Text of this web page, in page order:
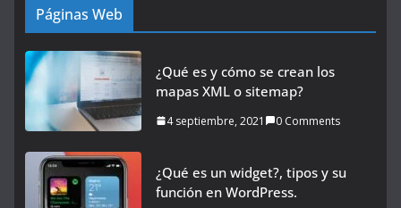
Páginas Web
¿Qué es y cómo se crean los
mapas XML o sitemap?
4 septiembre, 2021 0 Comments
¿Qué es un widget?, tipos y su
función en WordPress.